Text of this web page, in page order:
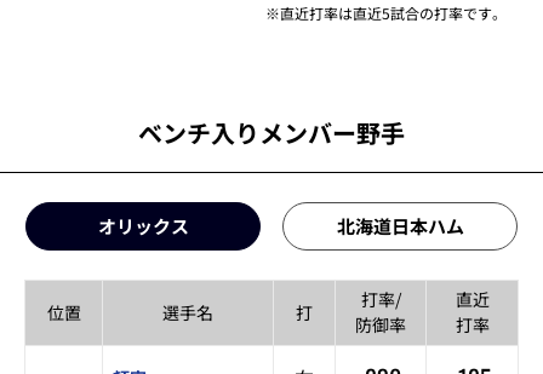
※直近打率は直近5試合の打率です。
ベンチ入りメンバー野手
オリックス 北海道日本ハム
位置 選手名 打
打率/
防御率
直近
打率